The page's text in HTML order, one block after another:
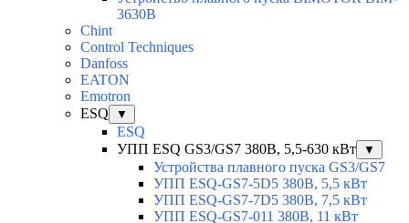
3630B
Chint
Control Techniques
Danfoss
EATON
Emotron
ESQ
▼
ESQ
УПП ESQ GS3/GS7 380В, 5,5-630 кВт
▼
Устройства плавного пуска GS3/GS7
УПП ESQ-GS7-5D5 380В, 5,5 кВт
УПП ESQ-GS7-7D5 380В, 7,5 кВт
УПП ESQ-GS7-011 380В, 11 кВт